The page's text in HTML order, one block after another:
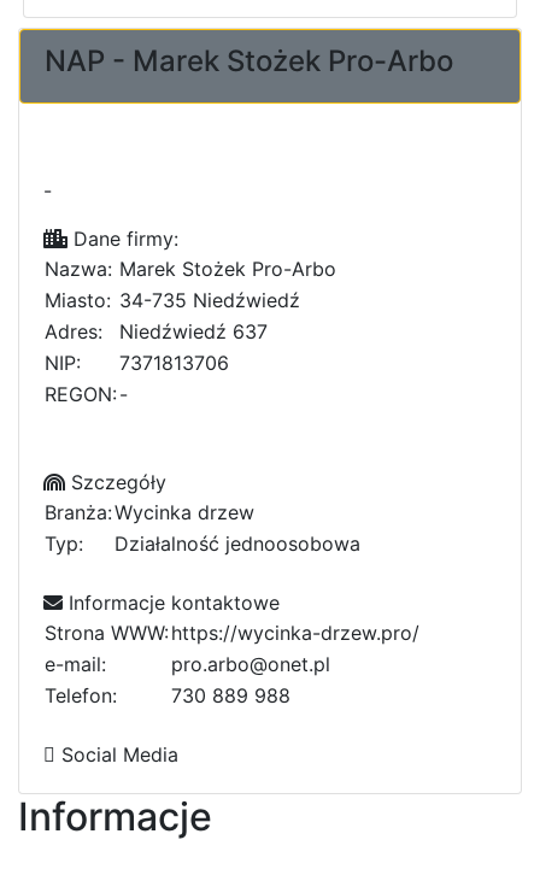
NAP - Marek Stożek Pro-Arbo
-
Dane firmy:
Nazwa: Marek Stożek Pro-Arbo
Miasto: 34-735 Niedźwiedź
Adres:
Niedźwiedź 637
NIP:
7371813706
REGON:-
Szczegóły
Branża:Wycinka drzew
Typ:
Działalność jednoosobowa
Informacje kontaktowe
Strona WWW:https://wycinka-drzew.pro/
e-mail:
pro.arbo@onet.pl
Telefon:
70
31
0 1
889 988
Social Media
Informacje